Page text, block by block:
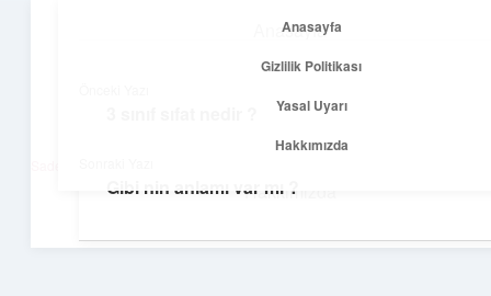
Anasayfa
Yasal Uyarı
Hakkımızda
Net Fikirler Dünyası
Gibi nin anlamı var mı ?
Anasayfa
Gizlilik Politikası
Yasal Uyarı
Hakkımızda